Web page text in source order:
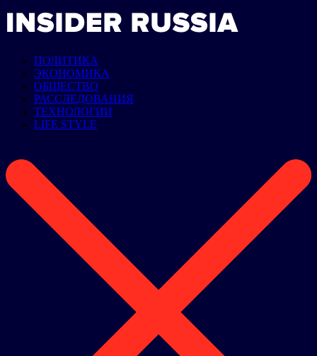
ПОЛИТИКА
ЭКОНОМИКА
ОБЩЕСТВО
РАССЛЕДОВАНИЯ
ТЕХНОЛОГИИ
LIFE STYLE